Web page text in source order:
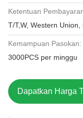
Ketentuan
T/T,W, Western
Kemampuan Pasokan:
3000PCS per minggu
Dapatkan Harga